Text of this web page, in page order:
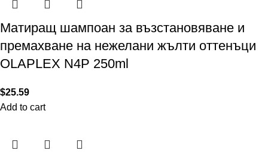
Матиращ шампоан за възстановяване и
премахване на нежелани жълти оттенъци
OLAPLEX N4P 250ml
$25.59
Add to cart